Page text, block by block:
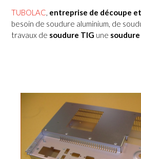
TUBOLAC, entreprise de découpe
besoin de soudure aluminium, de
travaux de soudure TIG une